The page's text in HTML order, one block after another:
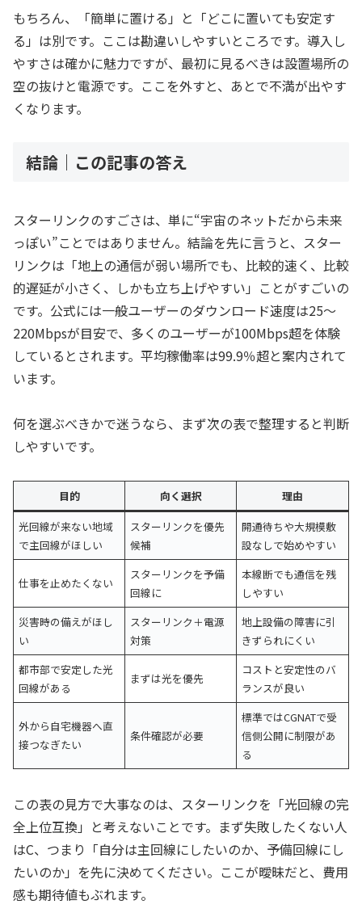
もちろん、「簡単に置ける」と「どこに置いても安定す
る」は別です。ここは勘違いしやすいところです。導入し
やすさは確かに魅力ですが、最初に見るべきは設置場所の
空の抜けと電源です。ここを外すと、あとで不満が出やす
くなります。
結論｜この記事の答え
スターリンクのすごさは、単に“宇宙のネットだから未来
っぽい”ことではありません。結論を先に言うと、スター
リンクは「地上の通信が弱い場所でも、比較的速く、比較
的遅延が小さく、しかも立ち上げやすい」ことがすごいの
です。公式には一般ユーザーのダウンロード速度は25〜
220Mbpsが目安で、多くのユーザーが100Mbps超を体験
しているとされます。平均稼働率は99.9％超と案内されて
います。
何を選ぶべきかで迷うなら、まず次の表で整理すると判断
しやすいです。
目的 向く選択
理由
光回線が来ない地域
で主回線がほしい
スターリンクを優先
候補
開通待ちや大規模敷
設なしで始めやすい
仕事を止めたくない
スターリンクを予備
回線に
本線断でも通信を残
しやすい
災害時の備えがほし
い
スターリンク＋電源
対策
地上設備の障害に引
きずられにくい
都市部で安定した光
回線がある
まずは光を優先
コストと安定性のバ
ランスが良い
外から自宅機器へ直
接つなぎたい
条件確認が必要
標準ではCGNATで受
信側公開に制限があ
る
この表の見方で大事なのは、スターリンクを「光回線の完
全上位互換」と考えないことです。まず失敗したくない人
はC、つまり「自分は主回線にしたいのか、予備回線にし
たいのか」を先に決めてください。ここが曖昧だと、費用
感も期待値もぶれます。